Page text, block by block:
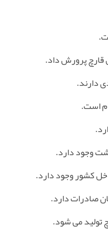
پرورش داد.
دارند.
است.
وجود دارد.
کشور وجود دارد.
صادرات دارد.
تولید می شود.